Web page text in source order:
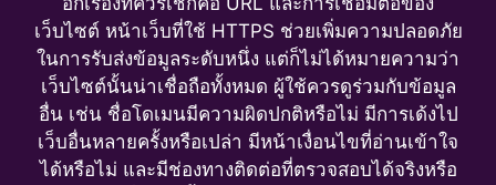
เว็บไซต์ หน้าเว็บที่ใช้ HTTPS ช่วยเพิ่มความปลอดภัย
ในการรับส่งข้อมูลระดับหนึ่ง แต่ก็ไม่ได้หมายความว่า
เว็บไซต์นั้นน่าเชื่อถือทั้งหมด ผู้ใช้ควรดูร่วมกับข้อมูล
อื่น เช่น ชื่อโดเมนมีความผิดปกติหรือไม่ มีการเด้งไป
เว็บอื่นหลายครั้งหรือเปล่า มีหน้าเงื่อนไขที่อ่านเข้าใจ
ได้หรือไม่ และมีช่องทางติดต่อที่ตรวจสอบได้จริงหรือ